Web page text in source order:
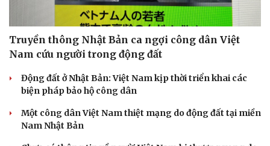
Truyền thông Nhật Bản ca ngợi công dân Việt
Nam cứu người trong động đất
Động đất ở Nhật Bản: Việt Nam kịp thời triển khai các
biện pháp bảo hộ công dân
Một công dân Việt Nam thiệt mạng do động đất tại miền
Nam Nhật Bản